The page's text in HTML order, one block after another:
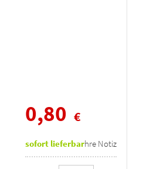
0,80 €
sofort lieferbarIhre Notiz